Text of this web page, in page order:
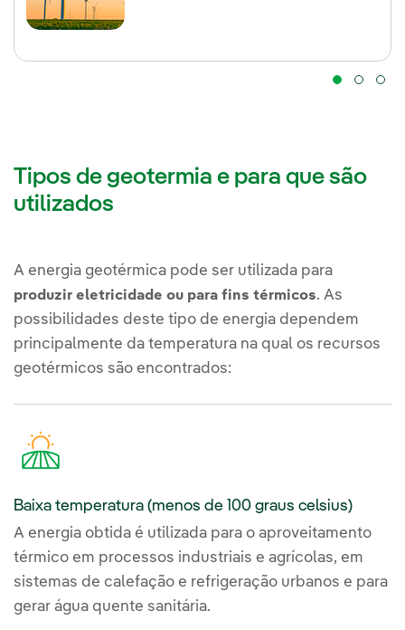
Tipos de geotermia e para que são
utilizados
A energia geotérmica pode ser utilizada para
produzir eletricidade ou para fins térmicos. As
possibilidades deste tipo de energia dependem
principalmente da temperatura na qual os recursos
geotérmicos são encontrados:
Baixa temperatura (menos de 100 graus celsius)
A energia obtida é utilizada para o aproveitamento
térmico em processos industriais e agrícolas, em
sistemas de calefação e refrigeração urbanos e para
gerar água quente sanitária.